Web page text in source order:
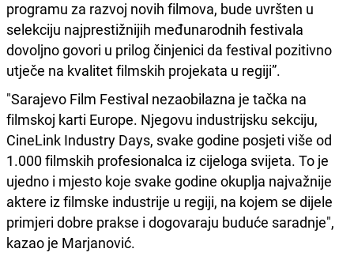
programu za razvoj novih filmova, bude uvršten u
selekciju najprestižnijih međunarodnih festivala
dovoljno govori u prilog činjenici da festival pozitivno
utječe na kvalitet filmskih projekata u regiji”.
"Sarajevo Film Festival nezaobilazna je tačka na
filmskoj karti Europe. Njegovu industrijsku sekciju,
CineLink Industry Days, svake godine posjeti više od
1.000 filmskih profesionalca iz cijeloga svijeta. To je
ujedno i mjesto koje svake godine okuplja najvažnije
aktere iz filmske industrije u regiji, na kojem se dijele
primjeri dobre prakse i dogovaraju buduće saradnje",
kazao je Marjanović.